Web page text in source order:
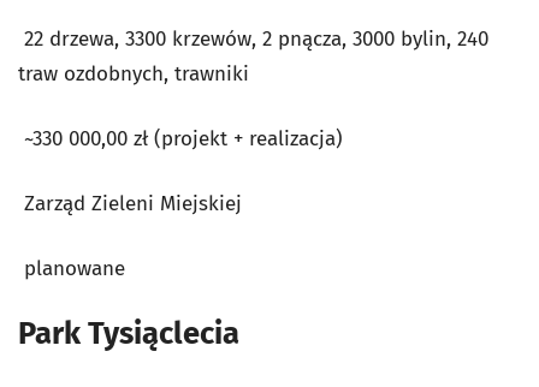
22 drzewa, 3300 krzewów, 2 pnącza, 3000 bylin, 240
traw ozdobnych, trawniki
~330 000,00 zł (projekt + realizacja)
Zarząd Zieleni Miejskiej
planowane
Park Tysiąclecia